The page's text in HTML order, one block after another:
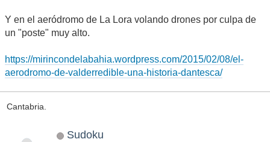
Y en el aeródromo de La Lora volando drones por culpa de
un "poste" muy alto.
https://mirincondelabahia.wordpress.com/2015/02/08/el-
aerodromo-de-valderredible-una-historia-dantesca/
Cantabria.
Sudoku